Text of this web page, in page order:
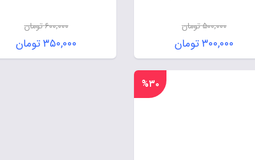
۵۰۰,۰۰۰تومان
۳۰۰,۰۰۰تومان
۶۰۰,۰۰۰تومان
۳۵۰,۰۰۰تومان
%۳۰